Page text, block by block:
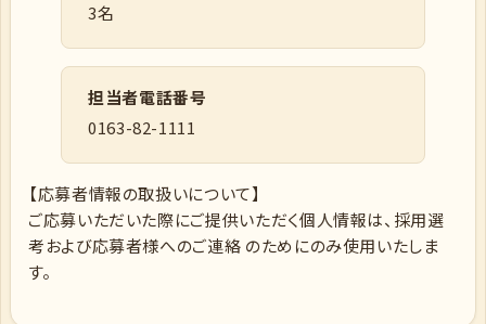
3名
担当者電話番号
0163-82-1111
【応募者情報の取扱いについて】
ご応募いただいた際にご提供いただく個人情報は、採用選
考および応募者様へのご連絡 のためにのみ使用いたしま
す。